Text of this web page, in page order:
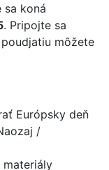
sa koná
. Pripojte sa
môžete
Európsky deň
/